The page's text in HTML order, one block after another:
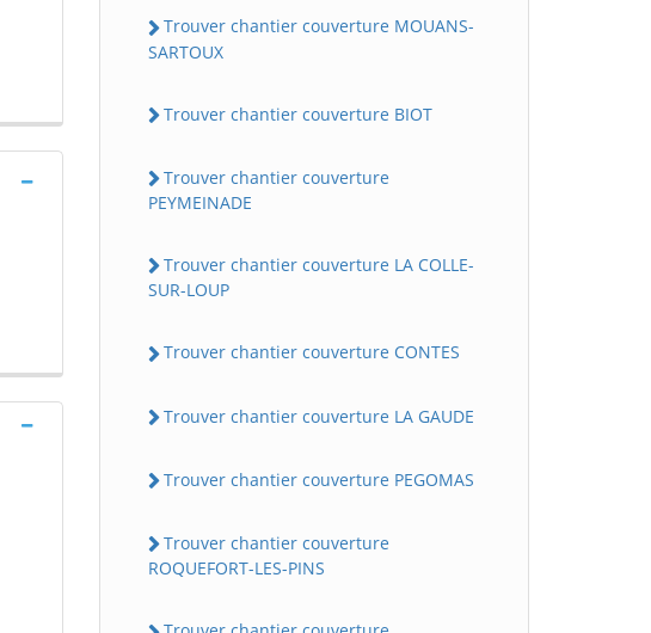
Trouver chantier couverture MOUANS-
SARTOUX
Trouver chantier couverture BIOT
Trouver chantier couverture
PEYMEINADE
Trouver chantier couverture LA COLLE-
SUR-LOUP
Trouver chantier couverture CONTES
Trouver chantier couverture LA GAUDE
Trouver chantier couverture PEGOMAS
Trouver chantier couverture
ROQUEFORT-LES-PINS